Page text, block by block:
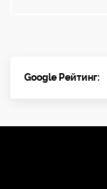
Google Рейтинг: